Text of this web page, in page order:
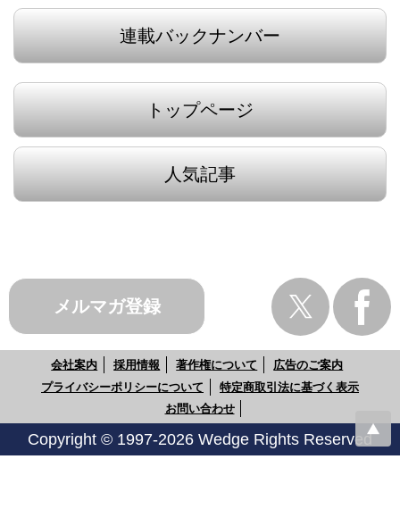
連載バックナンバー
トップページ
人気記事
メルマガ登録
会社案内 採用情報 著作権について
広告のご案内
プライバシーポリシーについて
特定商取引法に基づく表示
お問い合わせ
Copyright © 1997-2026 Wedge Rights Reserved